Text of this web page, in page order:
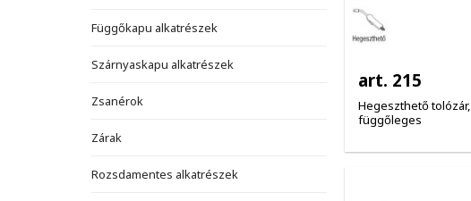
Függőkapu alkatrészek
Szárnyaskapu alkatrészek
Zsanérok
Zárak
Rozsdamentes alkatrészek
art. 215
Hegeszthető tolózár,
függőleges